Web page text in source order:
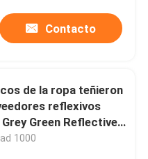
Contacto
de la ropa teñieron
reflexivos
Green Reflective
de la tela
1000